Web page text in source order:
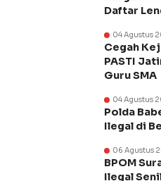
Daftar
04 Agustus
Cegah
PASTI
Guru SMA
04 Agustus
Polda
Ilegal di
06 Agustus
BPOM
Ilegal